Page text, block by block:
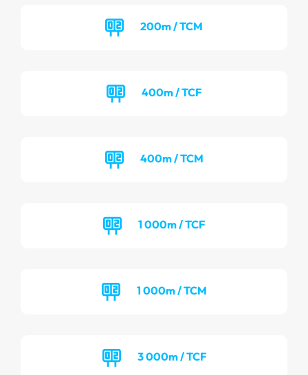
200m / TCM
400m / TCF
400m / TCM
1 000m / TCF
1 000m / TCM
3 000m / TCF